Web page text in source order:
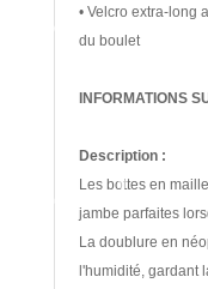
• Velcro extra-long
du boulet
INFORMATIONS
Description :
Les bottes en
jambe parfaites
La doublure en
l'humidité, gardant